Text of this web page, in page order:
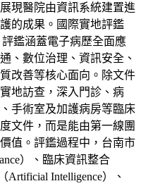
現醫院由資訊系統建置進
的成果。國際實地評鑑
鑑涵蓋電子病歷全面應
、數位治理、資訊安全、
改善等核心面向。除文件
地訪查，深入門診、病
手術室及加護病房等臨床
文件，而是能由第一線團
值。評鑑過程中，台南市
）、臨床資訊整合
Artificial Intelligence）、